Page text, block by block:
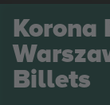
Korona
Billets